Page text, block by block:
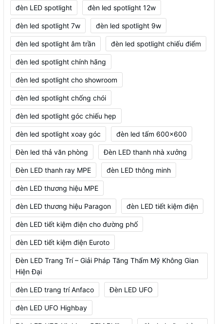
đèn LED spotlight đèn led spotlight 12w
đèn led spotlight 7w đèn led spotlight 9w
đèn led spotlight âm trần đèn led spotlight chiếu điểm
đèn led spotlight chính hãng
đèn led spotlight cho showroom
đèn led spotlight chống chói
đèn led spotlight góc chiếu hẹp
đèn led spotlight xoay góc đèn led tấm 600x600
Đèn led thả văn phòng Đèn LED thanh nhà xưởng
Đèn LED thanh ray MPE đèn LED thông minh
đèn LED thương hiệu MPE
đèn LED thương hiệu Paragon đèn LED tiết kiệm điện
đèn LED tiết kiệm điện cho đường phố
đèn LED tiết kiệm điện Euroto
Đèn LED Trang Trí – Giải Pháp Tăng Thẩm Mỹ Không Gian
Hiện Đại
đèn LED trang trí Anfaco Đèn LED UFO
đèn LED UFO Highbay